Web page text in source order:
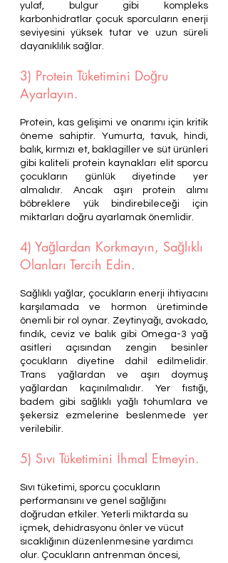
yulaf, bulgur gibi kompleks
karbonhidratlar çocuk sporcuların enerji
seviyesini yüksek tutar ve uzun süreli
dayanıklılık sağlar.
3) Protein Tüketimini Doğru
Ayarlayın.
Protein, kas gelişimi ve onarımı için kritik
öneme sahiptir. Yumurta, tavuk, hindi,
balık, kırmızı et, baklagiller ve süt ürünleri
gibi kaliteli protein kaynakları elit sporcu
çocukların günlük diyetinde yer
almalıdır. Ancak aşırı protein alımı
böbreklere yük bindirebileceği için
miktarları doğru ayarlamak önemlidir.
4) Yağlardan Korkmayın, Sağlıklı
Olanları Tercih Edin.
Sağlıklı yağlar, çocukların enerji ihtiyacını
karşılamada ve hormon üretiminde
önemli bir rol oynar. Zeytinyağı, avokado,
fındık, ceviz ve balık gibi Omega-3 yağ
asitleri açısından zengin besinler
çocukların diyetine dahil edilmelidir.
Trans yağlardan ve aşırı doymuş
yağlardan kaçınılmalıdır. Yer fıstığı,
badem gibi sağlıklı yağlı tohumlara ve
şekersiz ezmelerine beslenmede yer
verilebilir.
5) Sıvı Tüketimini İhmal Etmeyin.
Sıvı tüketimi, sporcu çocukların
performansını ve genel sağlığını
doğrudan etkiler. Yeterli miktarda su
içmek, dehidrasyonu önler ve vücut
sıcaklığının düzenlenmesine yardımcı
olur. Çocukların antrenman öncesi,